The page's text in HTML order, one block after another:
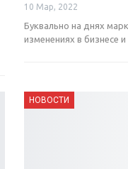
10 Мар, 2022
Буквально на днях
изменениях в бизнесе
НОВОСТИ